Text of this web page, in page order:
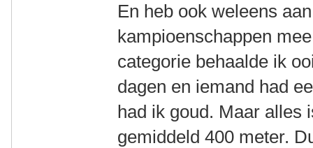
En heb ook weleens
kampioenschappen
categorie behaalde ik
dagen en iemand had
had ik goud. Maar alles
gemiddeld 400 meter.